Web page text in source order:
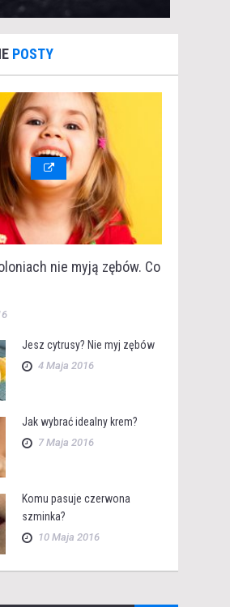
POSTY
nie myją zębów. Co
Jesz cytrusy? Nie myj zębów
4 Maja 2016
Jak wybrać idealny krem?
7 Maja 2016
Komu pasuje czerwona
szminka?
10 Maja 2016